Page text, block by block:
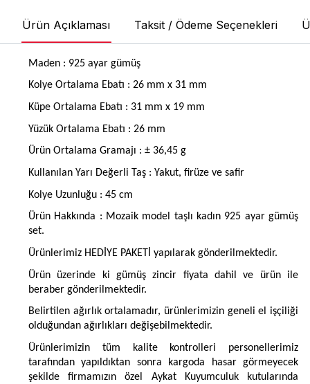
Ürün Açıklaması Taksit / Ödeme Seçenekleri
Maden : 925 ayar gümüş
Kolye Ortalama Ebatı : 26 mm x 31 mm
Küpe Ortalama Ebatı : 31 mm x 19 mm
Yüzük Ortalama Ebatı : 26 mm
Ürün Ortalama Gramajı : ± 36,45 g
Kullanılan Yarı Değerli Taş : Yakut, firüze ve safir
Kolye Uzunluğu : 45 cm
Ürün Hakkında : Mozaik model taşlı kadın 925 ayar gümüş
set.
Ürünlerimiz HEDİYE PAKETİ yapılarak gönderilmektedir.
Ürün üzerinde ki gümüş zincir fiyata dahil ve ürün ile
beraber gönderilmektedir.
Belirtilen ağırlık ortalamadır, ürünlerimizin geneli el işçiliği
olduğundan ağırlıkları değişebilmektedir.
Ürünlerimizin tüm kalite kontrolleri personellerimiz
tarafından yapıldıktan sonra kargoda hasar görmeyecek
şekilde firmamızın özel Aykat Kuyumculuk kutularında